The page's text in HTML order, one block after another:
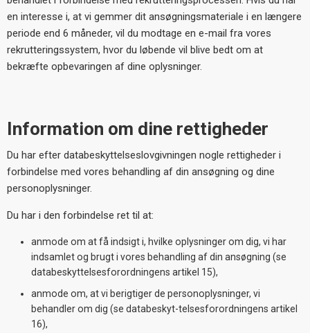
en interesse i, at vi gemmer dit ansøgningsmateriale i en længere
periode end 6 måneder, vil du modtage en e-mail fra vores
rekrutteringssystem, hvor du løbende vil blive bedt om at
bekræfte opbevaringen af dine oplysninger.
Information om dine rettigheder
Du har efter databeskyttelseslovgivningen nogle rettigheder i
forbindelse med vores behandling af din ansøgning og dine
personoplysninger.
Du har i den forbindelse ret til at:
anmode om at få indsigt i, hvilke oplysninger om dig, vi har
indsamlet og brugt i vores behandling af din ansøgning (se
databeskyttelsesforordningens artikel 15),
anmode om, at vi berigtiger de personoplysninger, vi
behandler om dig (se databeskyt-telsesforordningens artikel
16),